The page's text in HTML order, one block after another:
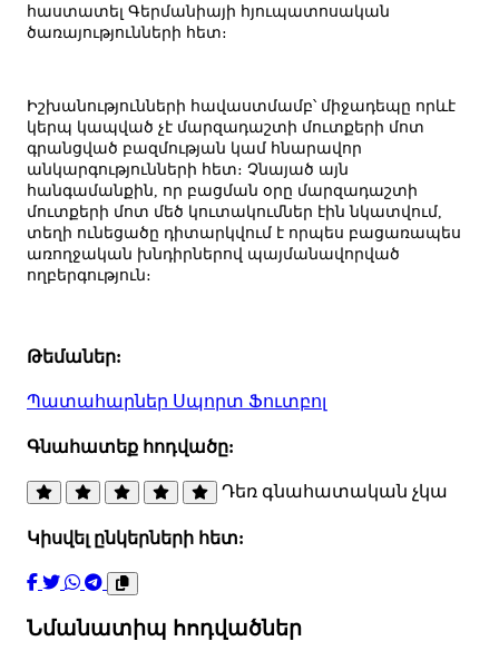
հաստատել Գերմանիայի հյուպատոսական
ծառայությունների հետ։
Իշխանությունների հավաստմամբ՝ միջադեպը որևէ
կերպ կապված չէ մարզադաշտի մուտքերի մոտ
գրանցված բազմության կամ հնարավոր
անկարգությունների հետ։ Չնայած այն
հանգամանքին, որ բացման օրը մարզադաշտի
մուտքերի մոտ մեծ կուտակումներ էին նկատվում,
տեղի ունեցածը դիտարկվում է որպես բացառապես
առողջական խնդիրներով պայմանավորված
ողբերգություն։
Թեմաներ:
Պատահարներ Սպորտ Ֆուտբոլ
Գնահատեք հոդվածը:
Դեռ գնահատական չկա
Կիսվել ընկերների հետ:
Նմանատիպ հոդվածներ